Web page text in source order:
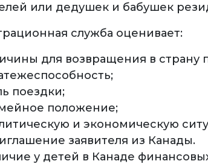
или дедушек и бабушек
служба оценивает:
для возвращения в страну
поездки;
положение;
и экономическую
заявителя из Канады.
у детей в Канаде